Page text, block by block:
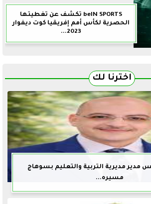
beIN SPORTS تكشف عن تغطيتها
الحصرية لكأس أمم إفريقيا كوت ديفوار
2023...
اخترنا لك
مدير مديرية التربية والتعليم بسوهاج
مسيره...